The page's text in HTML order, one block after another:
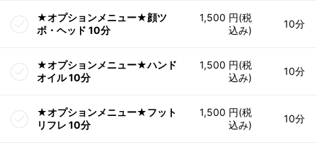
★オプションメニュー★顔ツ
ボ・ヘッド 10分
1,500 円(税
込み)
10分
★オプションメニュー★ハンド
オイル 10分
1,500 円(税
込み)
10分
★オプションメニュー★フット
リフレ 10分
1,500 円(税
込み)
10分